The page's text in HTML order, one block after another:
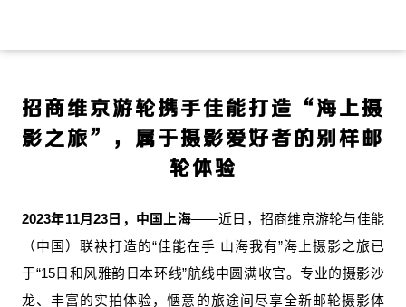
招商维京游轮携手佳能打造“海上摄
影之旅”，属于摄影爱好者的别样邮
轮体验
2023年11月23日，中国上海——近日，招商维京游轮与佳能
（中国）联袂打造的“佳能在手 山海我有”海上摄影之旅已
于“15日和风雅韵日本环线”航线中圆满收官。专业的摄影沙
龙、丰富的实拍体验，惬意的旅途间尽享全新邮轮摄影体